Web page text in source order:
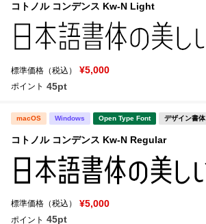
コトノル コンデンス Kw-N Light
標準価格（税込） ¥5,000
ポイント 45pt
macOS Windows Open Type Font デザイン書体
コトノル コンデンス Kw-N Regular
標準価格（税込） ¥5,000
ポイント 45pt